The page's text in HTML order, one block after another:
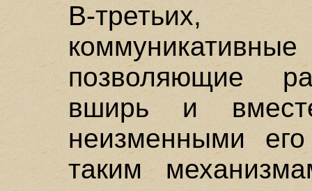
В-третьих,
позволяющие
вширь и
неизменными
таким